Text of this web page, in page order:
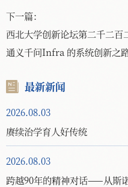
下一篇：
西北大学创新论坛第二千二
通义千问Infra 的系统创新之
最新新闻
2026.08.03
赓续治学育人好传统
2026.08.03
跨越90年的精神对话——从斯